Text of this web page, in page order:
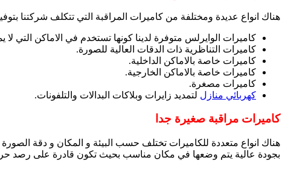
هناك انواع عديدة ومختلفة من كاميرات المراقبة التي تتكلف شركتنا
كاميرات الوايرلس متوفرة لدينا كونها تستخدم في الاماكن التي
كاميرات التناظرية ذات الدقات العالية للصورة.
كاميرات خاصة بالاماكن الداخلية.
كاميرات خاصة بالاماكن الخارجية.
كاميرات مصغرة.
كهربائي منازل لتمديد زايرات وبلاكات البدالات والتلفونات.
كاميرات مراقبة صغيرة جدا
هناك انواع متعددة للكاميرات تختلف حسب البيئة و المكان و دقة الصورة
بجودة عالية يتم وضعها في مكان مناسب بحيث تكون قادرة على رصد